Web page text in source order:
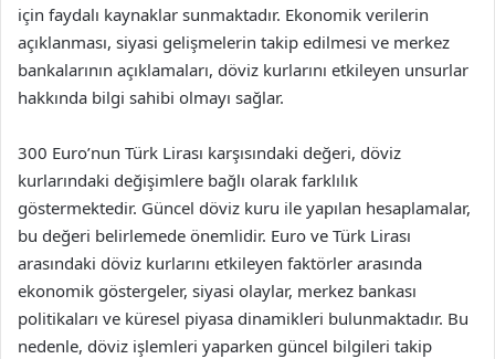
için faydalı kaynaklar sunmaktadır. Ekonomik verilerin
açıklanması, siyasi gelişmelerin takip edilmesi ve merkez
bankalarının açıklamaları, döviz kurlarını etkileyen unsurlar
hakkında bilgi sahibi olmayı sağlar.
300 Euro’nun Türk Lirası karşısındaki değeri, döviz
kurlarındaki değişimlere bağlı olarak farklılık
göstermektedir. Güncel döviz kuru ile yapılan hesaplamalar,
bu değeri belirlemede önemlidir. Euro ve Türk Lirası
arasındaki döviz kurlarını etkileyen faktörler arasında
ekonomik göstergeler, siyasi olaylar, merkez bankası
politikaları ve küresel piyasa dinamikleri bulunmaktadır. Bu
nedenle, döviz işlemleri yaparken güncel bilgileri takip